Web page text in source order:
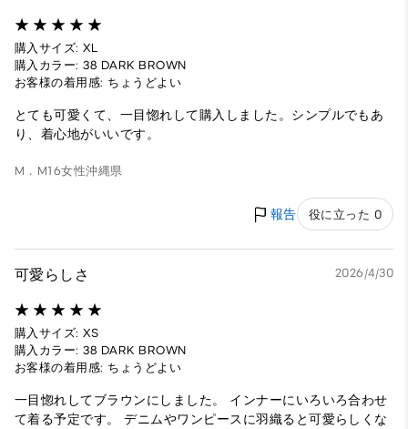
購入サイズ: XL
購入カラー: 38 DARK BROWN
お客様の着用感: ちょうどよい
とても可愛くて、一目惚れして購入しました。シンプルでもあ
り、着心地がいいです。
M．M16女性沖縄県
報告 役に立った 0
可愛らしさ 2026/4/30
購入サイズ: XS
購入カラー: 38 DARK BROWN
お客様の着用感: ちょうどよい
一目惚れしてブラウンにしました。 インナーにいろいろ合わせ
て着る予定です。 デニムやワンピースに羽織ると可愛らしくな